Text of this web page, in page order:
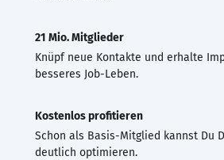
21 Mio. Mitglieder
Knüpf neue Kontakte und erhalte
besseres Job-Leben.
Kostenlos profitieren
Schon als Basis-Mitglied kannst Du
deutlich optimieren.